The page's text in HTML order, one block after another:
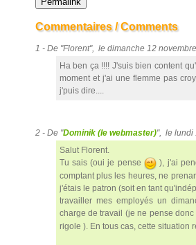
Commentaires / Comments
1 - De "Florent", le dimanche 12
Ha ben ça !!!! J'suis bien content
moment et j'ai une flemme pas
j'puis dire....
2 - De "Dominik (le webmaster)", le lundi
Salut Florent.
Tu sais (oui je pense
), j'ai
comptant plus les heures, ne
j'étais le patron (soit en tant
travailler mes employés un
charge de travail (je ne pense
rigole ). En tous cas, cette situation